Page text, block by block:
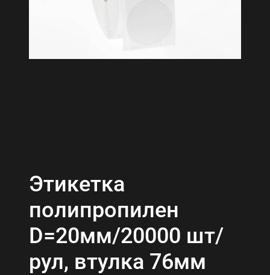
Этикетка
полипропилен
D=20мм/20000 шт/
рул, втулка 76мм